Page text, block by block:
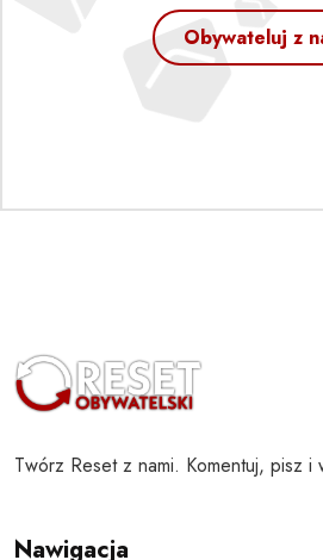
Obywateluj z
Twórz Reset z nami. Komentuj, pisz i
Nawigacja